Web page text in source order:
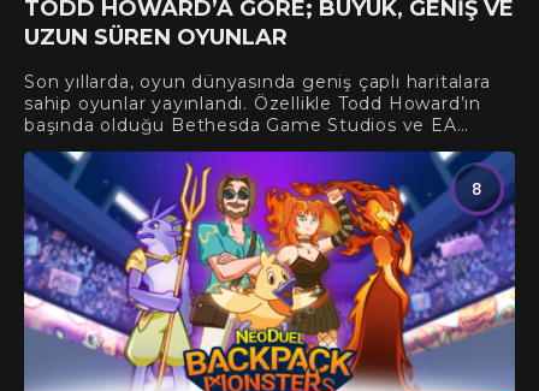
TODD HOWARD’A GÖRE; BÜYÜK, GENIŞ VE
UZUN SÜREN OYUNLAR
Son yıllarda, oyun dünyasında geniş çaplı haritalara
sahip oyunlar yayınlandı. Özellikle Todd Howard’ın
başında olduğu Bethesda Game Studios ve EA…
8